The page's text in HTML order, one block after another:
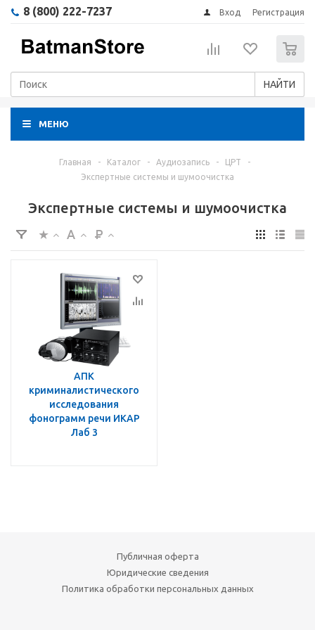
8 (800) 222-7237 Вход Регистрация
НАЙТИ
МЕНЮ
Главная - Каталог - Аудиозапись - ЦРТ
-
Экспертные системы и шумоочистка
Экспертные системы и шумоочистка
АПК
криминалистического
исследования
фонограмм речи ИКАР
Лаб 3
Публичная оферта
Юридические сведения
Политика обработки персональных данных